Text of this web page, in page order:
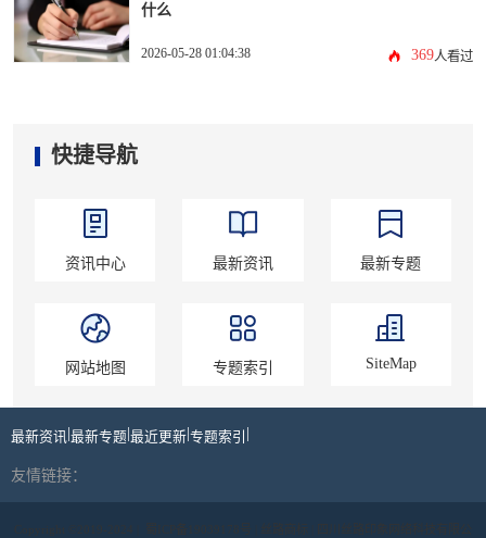
什么
2026-05-28 01:04:38 369人看过
快捷导航
资讯中心 最新资讯 最新专题
网站地图 专题索引 SiteMap
最新资讯 最新专题 最近更新 专题索引
友情链接：